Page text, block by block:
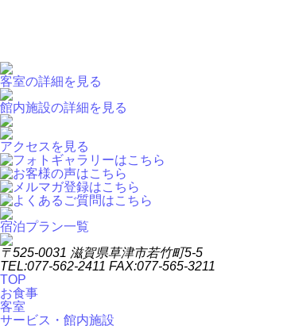
客室の詳細を見る
館内施設の詳細を見る
アクセスを見る
宿泊プラン一覧
〒525-0031 滋賀県草津市若竹町5-5
TEL:077-562-2411 FAX:077-565-3211
TOP
お食事
客室
サービス・館内施設